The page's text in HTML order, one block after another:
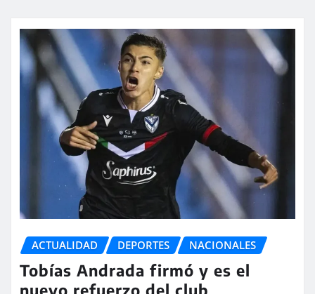
ACTUALIDAD DEPORTES NACIONALES
Tobías Andrada firmó y es el
nuevo refuerzo del club